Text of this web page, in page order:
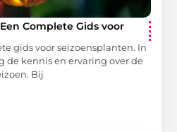
Complete Gids voor
gids voor seizoensplanten. In
de kennis en ervaring over de
Bij